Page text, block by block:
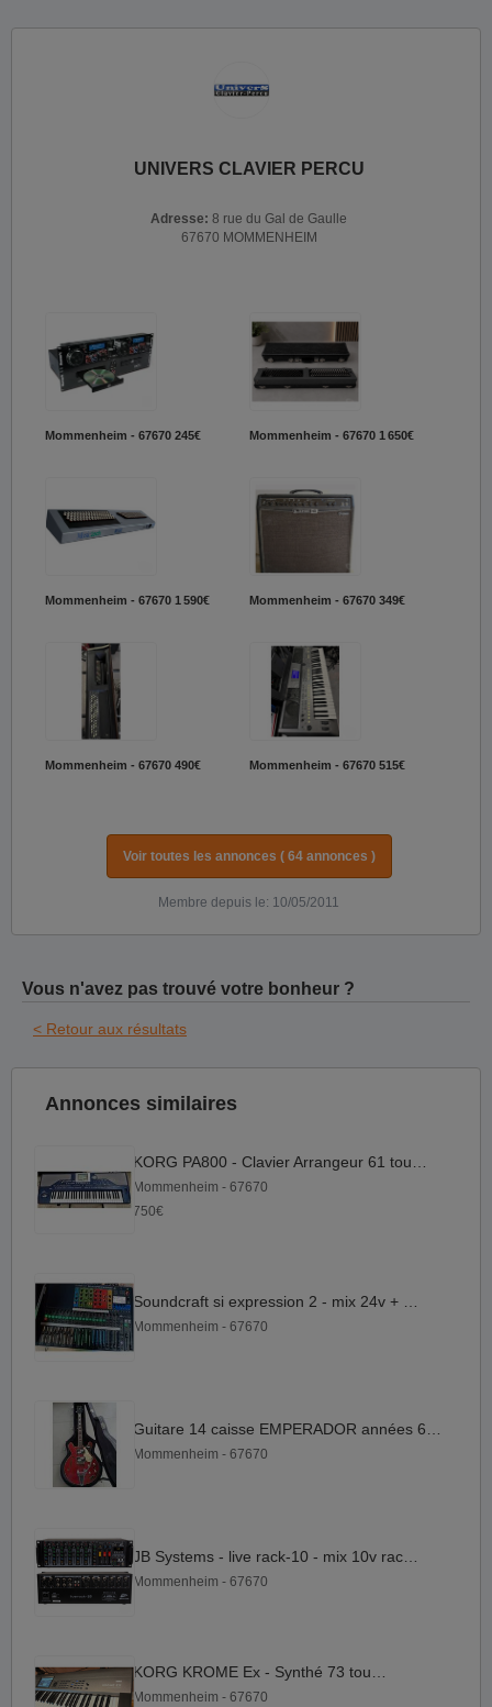
UNIVERS CLAVIER PERCU
Adresse: 8 rue du Gal de Gaulle
67670 MOMMENHEIM
Mommenheim - 67670 245€ Mommenheim - 67670 1 650€
Mommenheim - 67670 1 590€ Mommenheim - 67670 349€
Mommenheim - 67670 490€ Mommenheim - 67670 515€
Voir toutes les annonces ( 64 annonces )
Membre depuis le: 10/05/2011
Vous n'avez pas trouvé votre bonheur ?
< Retour aux résultats
Annonces similaires
Mommenheim - 67670
750€
Mommenheim - 67670
Mommenheim - 67670
Mommenheim - 67670
Mommenheim - 67670